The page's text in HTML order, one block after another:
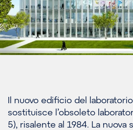
Il nuovo edificio del
sostituisce l’obsoleto
5), risalente al 1984. La nuova